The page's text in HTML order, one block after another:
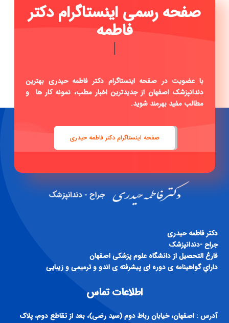
صفحه رسمی اینستاگرام دکتر
فاطمه حید
|
با عضویت در صفحه اینستاگرام دکتر فاطمه حیدری بهترین
دندانپزشک اصفهان از جدیدترین اخبار مطب، نمونه کار ها و
مطالب مفید بهرمند شوید.
صفحه اینستاگرام دکتر فاطمه حیدری
دكتر فاطمه حيدری
جراح -دندانپزشک
فارغ التحصيل از دانشگاه علوم پزشكی اصفهان
داراي گواهينامه ی دوره ای پيشرفته ی اندو و ترميمی و زيبايی
اطلاعات تماس
آدرس : اصفهان، خیابان رباط دوم (سید رضی)، بعد از تقاطع دوم، پلاک